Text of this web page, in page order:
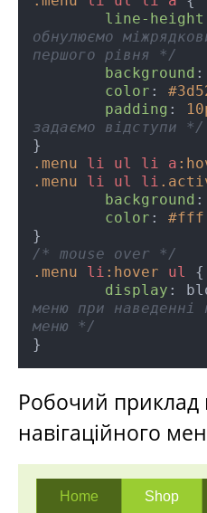
line-height
обнулюємо
першого рівня */
background :
color :
padding :
задаємо відступи */
.menu
li ul li a
.menu
li ul li
background :
color : #fff
/* mouse over */
.menu
li :hover ul
{
display :
меню при наведенні
меню */
Робочий
навігаційного